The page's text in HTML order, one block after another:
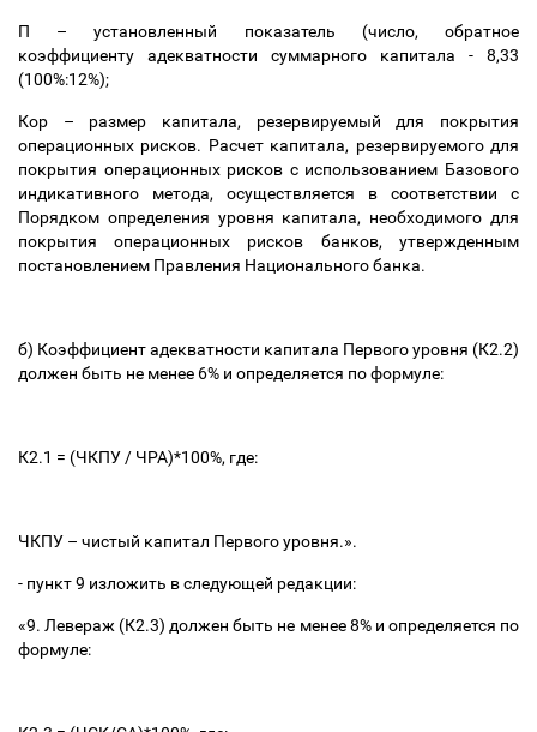
П – установленный показатель (число, обратное
коэффициенту адекватности суммарного капитала - 8,33
(100%:12%);
Кор – размер капитала, резервируемый для покрытия
операционных рисков. Расчет капитала, резервируемого для
покрытия операционных рисков с использованием Базового
индикативного метода, осуществляется в соответствии с
Порядком определения уровня капитала, необходимого для
покрытия операционных рисков банков, утвержденным
постановлением Правления Национального банка.
б) Коэффициент адекватности капитала Первого уровня (К2.2)
должен быть не менее 6% и определяется по формуле:
К2.1 = (ЧКПУ / ЧРА)*100%, где:
ЧКПУ – чистый капитал Первого уровня.».
- пункт 9 изложить в следующей редакции:
«9. Левераж (К2.3) должен быть не менее 8% и определяется по
формуле: